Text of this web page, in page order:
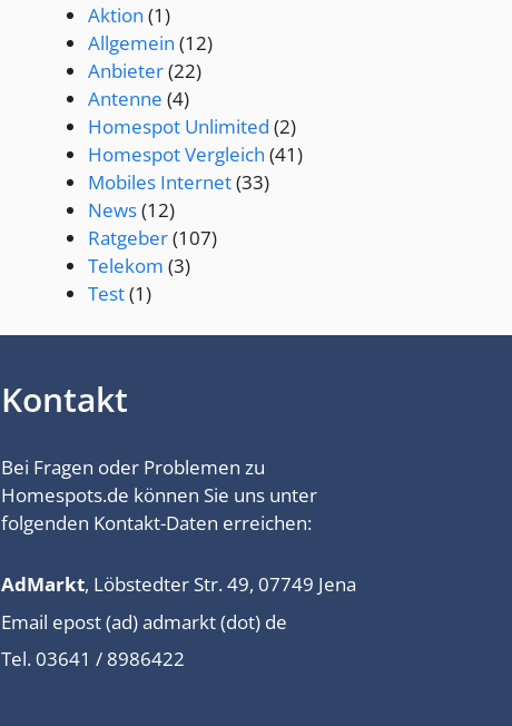
Aktion (1)
Allgemein (12)
Anbieter(22)
Antenne (4)
Homespot Unlimited (2)
Homespot Vergleich (41)
Mobiles Internet(33)
News(12)
Ratgeber(107)
Telekom (3)
Test(1)
Kontakt
Bei Fragen oder Problemen zu
Homespots.de können Sie uns unter
folgenden Kontakt-Daten erreichen:
AdMarkt, Löbstedter Str. 49, 07749 Jena
Email epost (ad) admarkt (dot) de
Tel. 03641 / 8986422